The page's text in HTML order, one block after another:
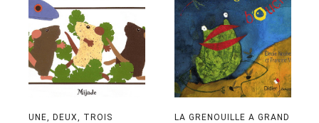
UNE, DEUX, TROIS
LA GRENOUILLE A GRAND